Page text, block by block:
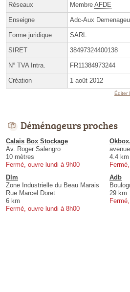
Réseaux Membre AFDE
Enseigne Adc-Aux
Forme juridique SARL
SIRET 38497324400138
N° TVA Intra. FR11384973244
Création 1 août 2012
Éditer
Déménageurs proches
Calais Box Stockage
Av. Roger Salengro
10 mètres
Fermé, ouvre lundi à 9h00
4.4 km
Dlm
Zone Industrielle du Beau Marais
Rue Marcel Doret
6 km
Fermé, ouvre lundi à 8h00
Adb
29 km